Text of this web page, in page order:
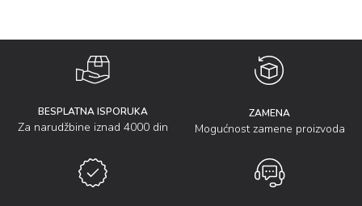
BESPLATNA ISPORUKA
Za narudžbine iznad 4000 din
ZAMENA
Mogućnost zamene proizvoda